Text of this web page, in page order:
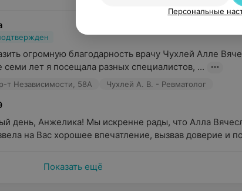
огромную благодарность врачу Чухлей Алле
семи лет я посещала разных специалистов, ...
т Независимости, 58А Чухлей А. В. - Ревматолог
день, Анжелика! Мы искренне рады, что Алла
на Вас хорошее впечатление, вызвав доверие и
Показать ещё
Персональные